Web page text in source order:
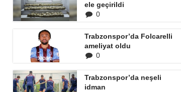
ele geçirildi
0
Trabzonspor’da Folcarelli
ameliyat oldu
0
Trabzonspor’da neşeli
idman